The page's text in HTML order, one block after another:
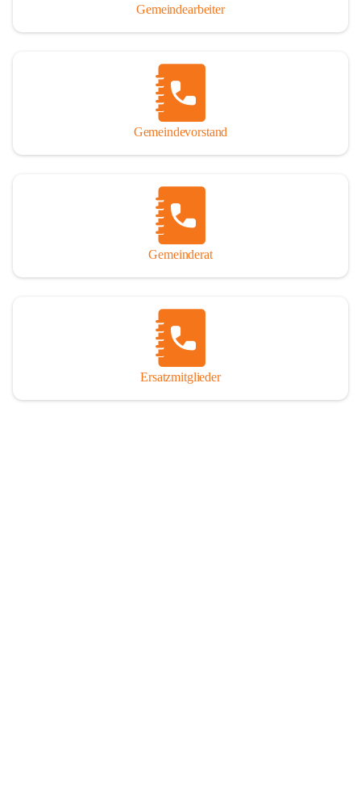
streng gendergerechten Ausdrucksform Abstand genommen
So darf ich Sie zu einer interessanten, vergnüglichen und
manchmal auch nachdenklich machenden Zeitreise durch die
Jahrhunderte, ja Jahrtausende alte Geschichte von der Steinzeit
einladen.
Gemeindearbeiter
Gemeindevorstand
Gemeinderat
Ersatzmitglieder